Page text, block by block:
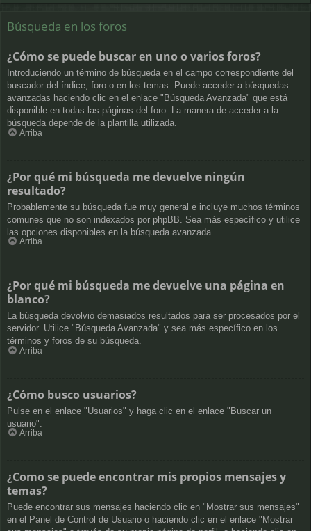
Búsqueda en los foros
¿Cómo se puede buscar en uno o varios foros?
Introduciendo un término de búsqueda en el campo correspondiente del
buscador del índice, foro o en los temas. Puede acceder a búsquedas
avanzadas haciendo clic en el enlace "Búsqueda Avanzada" que está
disponible en todas las páginas del foro. La manera de acceder a la
búsqueda depende de la plantilla utilizada.
Arriba
¿Por qué mi búsqueda me devuelve ningún
resultado?
Probablemente su búsqueda fue muy general e incluye muchos términos
comunes que no son indexados por phpBB. Sea más específico y utilice
las opciones disponibles en la búsqueda avanzada.
Arriba
¿Por qué mi búsqueda me devuelve una página en
blanco?
La búsqueda devolvió demasiados resultados para ser procesados por el
servidor. Utilice "Búsqueda Avanzada" y sea más específico en los
términos y foros de su búsqueda.
Arriba
¿Cómo busco usuarios?
Pulse en el enlace "Usuarios" y haga clic en el enlace "Buscar un
usuario".
Arriba
¿Como se puede encontrar mis propios mensajes y
temas?
Puede encontrar sus mensajes haciendo clic en "Mostrar sus mensajes"
en el Panel de Control de Usuario o haciendo clic en el enlace "Mostrar